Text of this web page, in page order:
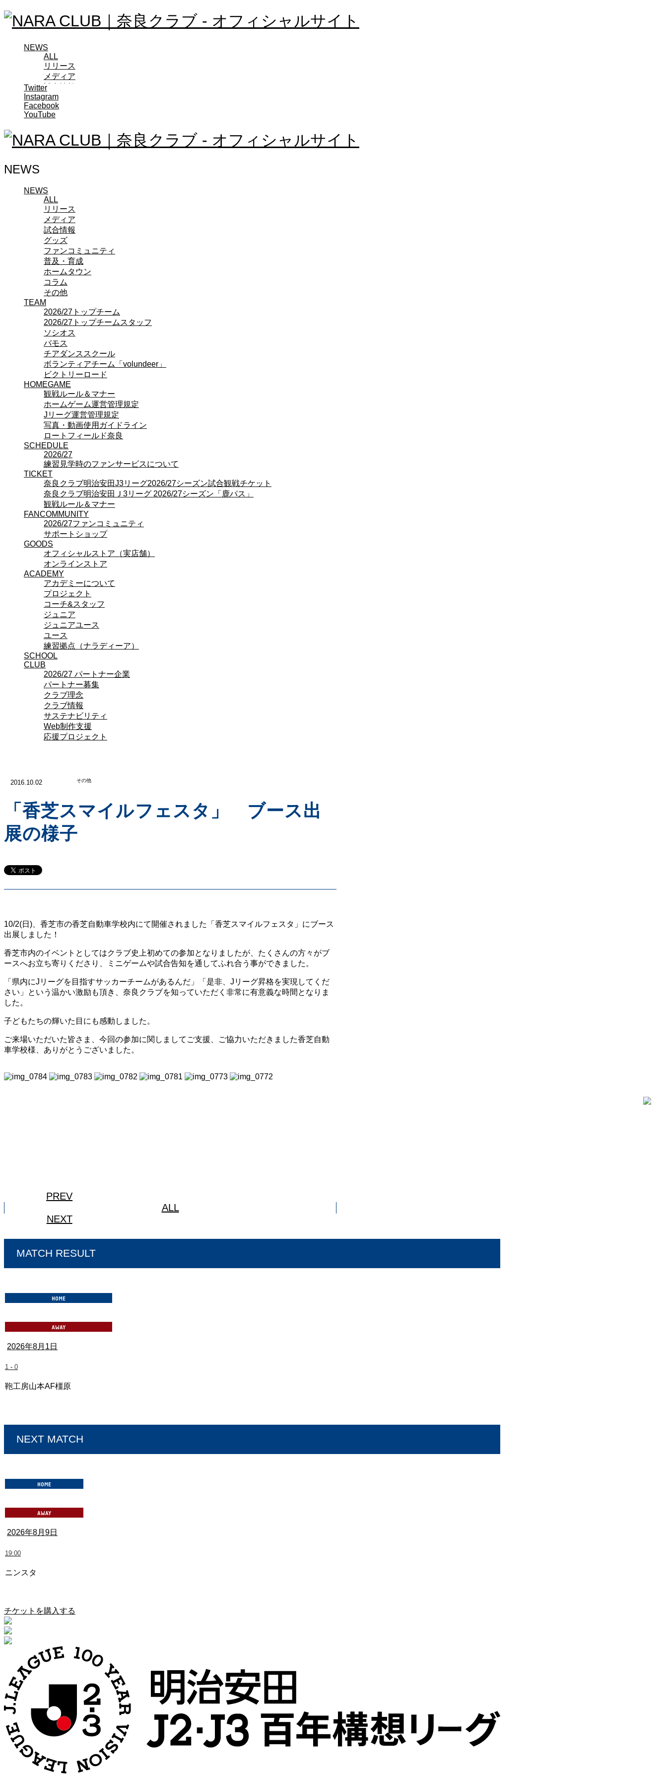
NEWS
ALL
リリース
メディア
試合情報
グッズ
ファンコミュニティ
普及・育成
コラム
その他
ソシオス
バモス
チアダンススクール
ボランティアチーム「volundeer」
ビクトリーロード
HOMEGAME
観戦ルール＆マナー
ホームゲーム運営管理規定
Jリーグ運営管理規定
写真・動画使用ガイドライン
ロートフィールド奈良
SCHEDULE
2026/27
練習見学時のファンサービスについて
TICKET
奈良クラブ明治安田J3リーグ2026/27シーズン試合観戦チケット
奈良クラブ明治安田Ｊ3リーグ 2026/27シーズン「鹿パス」
観戦ルール＆マナー
FANCOMMUNITY
2026/27ファンコミュニティ
サポートショップ
GOODS
オフィシャルストア（実店舗）
オンラインストア
ACADEMY
アカデミーについて
プロジェクト
コーチ&スタッフ
ジュニア
ジュニアユース
ユース
練習拠点（ナラディーア）
SCHOOL
CLUB
2026/27 パートナー企業
パートナー募集
クラブ理念
クラブ情報
サステナビリティ
Web制作支援
応援プロジェクト
Twitter
Instagram
Facebook
YouTube
NEWS
NEWS
ALL
リリース
メディア
試合情報
グッズ
ファンコミュニティ
普及・育成
ホームタウン
コラム
その他
TEAM
2026/27トップチーム
2026/27トップチームスタッフ
ソシオス
バモス
チアダンススクール
ボランティアチーム「volundeer」
ビクトリーロード
HOMEGAME
観戦ルール＆マナー
ホームゲーム運営管理規定
Jリーグ運営管理規定
写真・動画使用ガイドライン
ロートフィールド奈良
SCHEDULE
2026/27
練習見学時のファンサービスについて
TICKET
奈良クラブ明治安田J3リーグ2026/27シーズン試合観戦チケット
奈良クラブ明治安田Ｊ3リーグ 2026/27シーズン「鹿パス」
観戦ルール＆マナー
FANCOMMUNITY
2026/27ファンコミュニティ
サポートショップ
GOODS
オフィシャルストア（実店舗）
オンラインストア
ACADEMY
アカデミーについて
プロジェクト
コーチ&スタッフ
ジュニア
ジュニアユース
ユース
練習拠点（ナラディーア）
SCHOOL
CLUB
2026/27 パートナー企業
パートナー募集
クラブ理念
クラブ情報
サステナビリティ
Web制作支援
応援プロジェクト
2016.10.02 その他
「香芝スマイルフェスタ」 ブース出
展の様子
10/2(日)、香芝市の香芝自動車学校内にて開催されました「香芝スマイルフェスタ」にブース
出展しました！
香芝市内のイベントとしてはクラブ史上初めての参加となりましたが、たくさんの方々がブ
ースへお立ち寄りくださり、ミニゲームや試合告知を通してふれ合う事ができました。
「県内にJリーグを目指すサッカーチームがあるんだ」「是非、Jリーグ昇格を実現してくだ
さい」という温かい激励も頂き、奈良クラブを知っていただく非常に有意義な時間となりま
した。
子どもたちの輝いた目にも感動しました。
ご来場いただいた皆さま、今回の参加に関しましてご支援、ご協力いただきました香芝自動
車学校様、ありがとうございました。
PREV
ALL
NEXT
MATCH RESULT
2026年8月1日
1 - 0
鞄工房山本AF橿原
NEXT MATCH
2026年8月9日
19:00
ニンスタ
チケットを購入する